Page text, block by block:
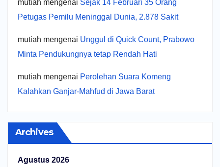
mutiah mengenai Sejak 14 Februari 35 Orang
Petugas Pemilu Meninggal Dunia, 2.878 Sakit
mutiah mengenai Unggul di Quick Count, Prabowo
Minta Pendukungnya tetap Rendah Hati
mutiah mengenai Perolehan Suara Komeng
Kalahkan Ganjar-Mahfud di Jawa Barat
Archives
Agustus 2026